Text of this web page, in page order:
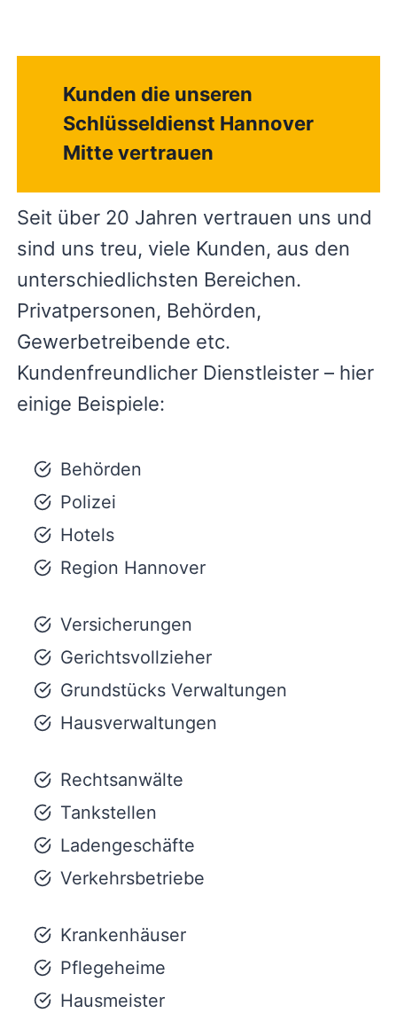
Kunden die unseren
Schlüsseldienst Hannover
Mitte vertrauen
Seit über 20 Jahren vertrauen uns und
sind uns treu, viele Kunden, aus den
unterschiedlichsten Bereichen.
Privatpersonen, Behörden,
Gewerbetreibende etc.
Kundenfreundlicher Dienstleister – hier
einige Beispiele:
Behörden
Polizei
Hotels
Region Hannover
Versicherungen
Gerichtsvollzieher
Grundstücks Verwaltungen
Hausverwaltungen
Rechtsanwälte
Tankstellen
Ladengeschäfte
Verkehrsbetriebe
Krankenhäuser
Pflegeheime
Hausmeister